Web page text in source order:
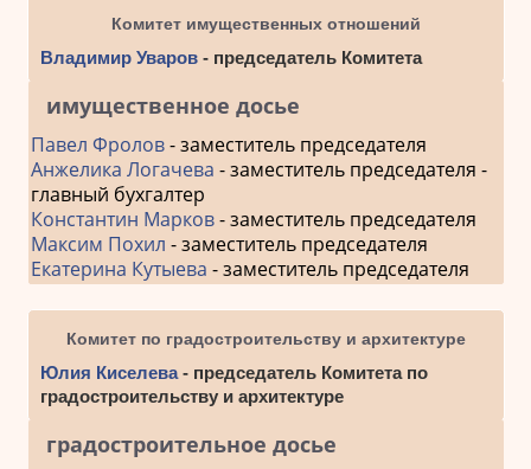
Комитет имущественных отношений
Владимир Уваров- председатель Комитета
имущественное досье
Павел Фролов- заместитель председателя
Анжелика Логачева - заместитель председателя -
главный бухгалтер
Константин Марков- заместитель председателя
Максим Похил - заместитель председателя
Екатерина Кутыева - заместитель председателя
Комитет по градостроительству и архитектуре
Юлия Киселева- председатель Комитета по
градостроительству и архитектуре
градостроительное досье